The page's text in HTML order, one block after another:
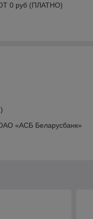
ОТ 0 руб (ПЛАТНО)
«АСБ Беларусбанк»